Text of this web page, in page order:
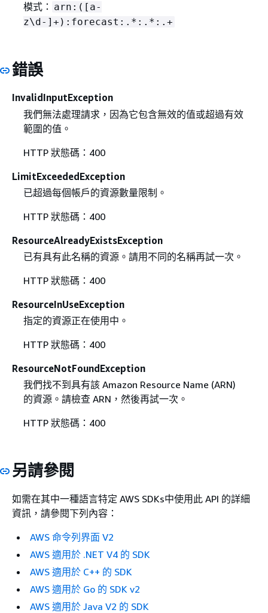
模式： arn:([a-
z\d-]+):forecast:.*:.*:.+
錯誤
InvalidInputException
我們無法處理請求，因為它包含無效的值或超過有效
範圍的值。
HTTP 狀態碼：400
LimitExceededException
已超過每個帳戶的資源數量限制。
HTTP 狀態碼：400
ResourceAlreadyExistsException
已有具有此名稱的資源。請用不同的名稱再試一次。
HTTP 狀態碼：400
ResourceInUseException
指定的資源正在使用中。
HTTP 狀態碼：400
ResourceNotFoundException
我們找不到具有該 Amazon Resource Name (ARN)
的資源。請檢查 ARN，然後再試一次。
HTTP 狀態碼：400
另請參閱
如需在其中一種語言特定 AWS SDKs中使用此 API 的詳細
資訊，請參閱下列內容：
AWS 命令列界面 V2
AWS 適用於 .NET V4 的 SDK
AWS 適用於 C++ 的 SDK
AWS 適用於 Go 的 SDK v2
AWS 適用於 Java V2 的 SDK